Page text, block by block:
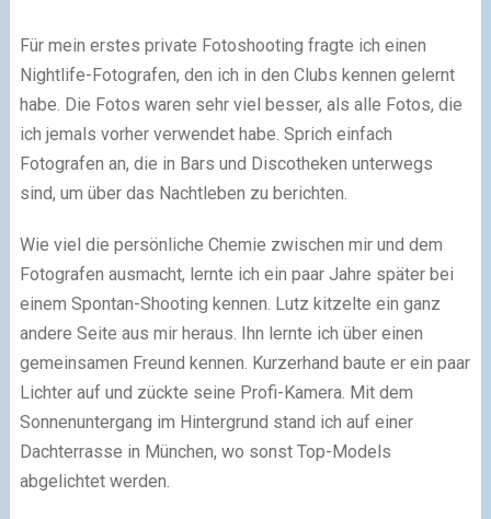
Für mein erstes private Fotoshooting fragte ich einen
Nightlife-Fotografen, den ich in den Clubs kennen gelernt
habe. Die Fotos waren sehr viel besser, als alle Fotos, die
ich jemals vorher verwendet habe. Sprich einfach
Fotografen an, die in Bars und Discotheken unterwegs
sind, um über das Nachtleben zu berichten.
Wie viel die persönliche Chemie zwischen mir und dem
Fotografen ausmacht, lernte ich ein paar Jahre später bei
einem Spontan-Shooting kennen. Lutz kitzelte ein ganz
andere Seite aus mir heraus. Ihn lernte ich über einen
gemeinsamen Freund kennen. Kurzerhand baute er ein paar
Lichter auf und zückte seine Profi-Kamera. Mit dem
Sonnenuntergang im Hintergrund stand ich auf einer
Dachterrasse in München, wo sonst Top-Models
abgelichtet werden.